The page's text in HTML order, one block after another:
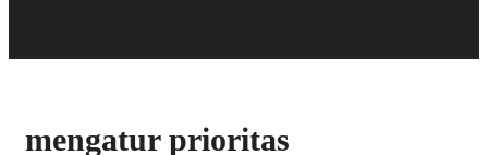
mengatur prioritas